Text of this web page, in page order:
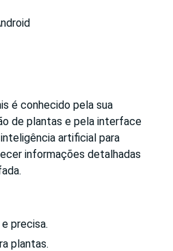
é conhecido pela sua
de plantas e pela interface
artificial para
informações detalhadas
precisa.
plantas.